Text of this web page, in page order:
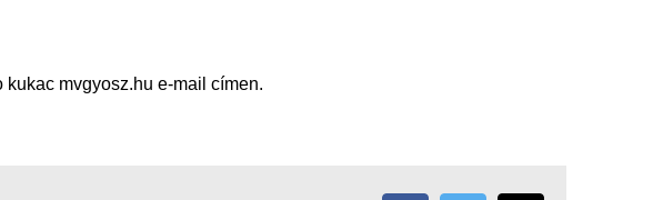
mvgyosz.hu e-mail címen.